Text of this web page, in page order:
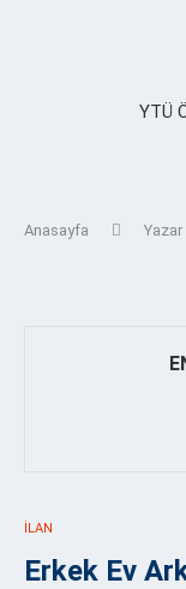
YTÜ
Anasayfa Yazar
İLAN
Erkek Ev